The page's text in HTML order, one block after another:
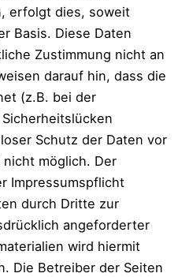
erfolgt dies, soweit
Basis. Diese Daten
Zustimmung nicht an
darauf hin, dass die
(z.B. bei der
Schutz der Daten vor
möglich. Der
Impressumspflicht
durch Dritte zur
angeforderter
wird hiermit
Die Betreiber der Seiten